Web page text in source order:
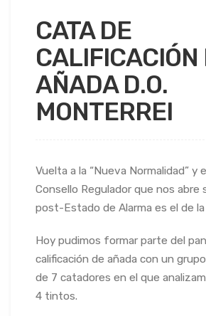
CATA DE
CALIFICACIÓN
AÑADA D.O.
MONTERREI
Vuelta a la “Nueva Normalidad” y
Consello Regulador que nos abre
post-Estado de Alarma es el de la
Hoy pudimos formar parte del
calificación de añada con un
de 7 catadores en el que
4 tintos.